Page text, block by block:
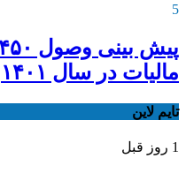
5
مالیات در سال ۱۴۰۱
تایم لاین
1 روز قبل